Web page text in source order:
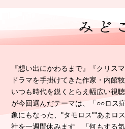
CBCテレビ開局60周年記念スペシャル
堀内敬子
七瀬公
長谷川朝晴
堀内正美
宇梶剛士
『想い出にかわるまで』『クリス
ドラマを手掛けてきた作家・内館
いつも時代を鋭くとらえ幅広い視
が今回選んだテーマは、「○○ロス症
象にもなった、"タモロス""あまロ
社を一週間休みます」「何もする